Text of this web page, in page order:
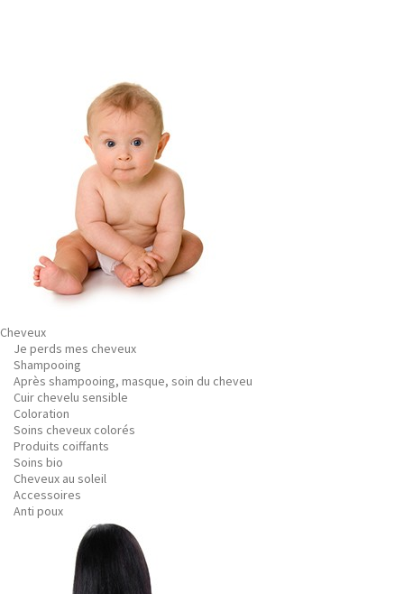
Cheveux
Je perds mes cheveux
Shampooing
Après shampooing, masque, soin du cheveu
Cuir chevelu sensible
Coloration
Soins cheveux colorés
Produits coiffants
Soins bio
Cheveux au soleil
Accessoires
Anti poux